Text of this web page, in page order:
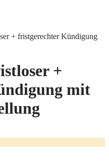
+ fristgerechter Kündigung
+
mit